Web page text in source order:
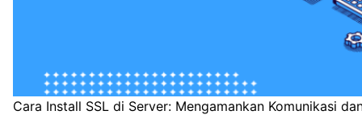
Cara Install SSL di Server: Mengamankan Komunikasi